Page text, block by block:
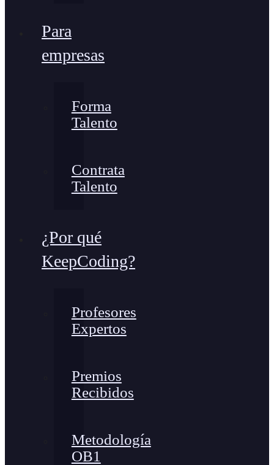
Para
empresas
Forma
Talento
Contrata
Talento
¿Por qué
KeepCoding?
Profesores
Expertos
Premios
Recibidos
Metodología
OB1